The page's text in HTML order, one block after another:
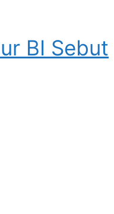
BI Sebut